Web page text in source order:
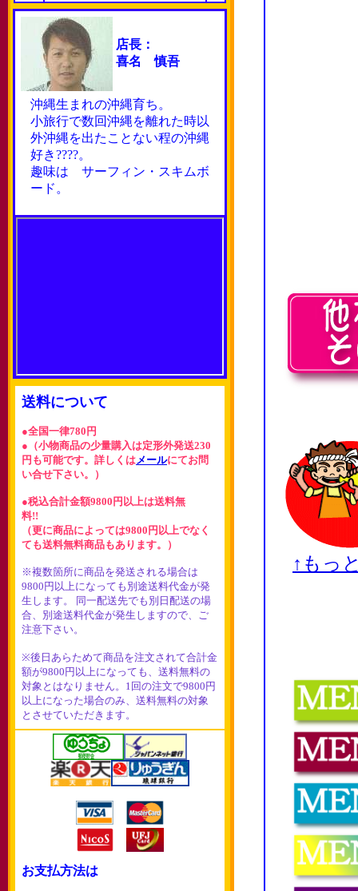
店長：
喜名 慎吾
沖縄生まれの沖縄育ち。
小旅行で数回沖縄を離れた時以
外沖縄を出たことない程の沖縄
好き????。
趣味は サーフィン・スキムボ
ード。
送料について
●全国一律780円
●（小物商品の少量購入は定形外発送230
円も可能です。詳しくは メールにてお問
い合せ下さい。）
●税込合計金額9800円以上は送料無
料!!
（更に商品によっては9800円以上でなく
ても送料無料商品もあります。）
※複数箇所に商品を発送される場合は
9800円以上になっても別途送料代金が発
生します。 同一配送先でも別日配送の場
合、別途送料代金が発生しますので、ご
注意下さい。
※後日あらためて商品を注文されて合計金
額が9800円以上になっても、送料無料の
対象とはなりません。1回の注文で9800円
以上になった場合のみ、送料無料の対象
とさせていただきます。
お支払方法は
↑もっ